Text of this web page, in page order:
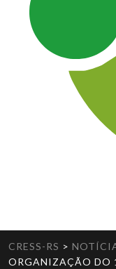
CRESS-RS >
ORGANIZAÇÃO DO